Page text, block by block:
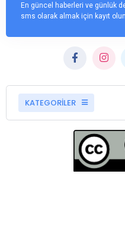
En güncel haberleri ve günlük
sms olarak almak için kayıt olun.
KATEGORİLER